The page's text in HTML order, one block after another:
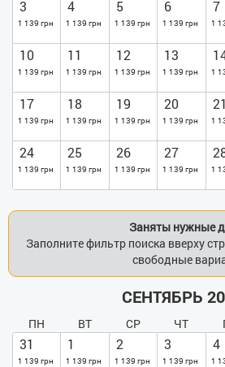
3
1 139 грн
4
1 139 грн
5
1 139 грн
6
1 139 грн
7
1
10
1 139 грн
11
1 139 грн
12
1 139 грн
13
1 139 грн 1
17
1 139 грн
18
1 139 грн
19
1 139 грн
20
1 139 грн
21
1
24
1 139 грн
25
1 139 грн
26
1 139 грн
27
1 139 грн 1
Заняты нужные
Заполните фильтр поиска вверху
свободные
СЕНТЯБРЬ
ПН ВТ СР ЧТ
31
1 139 грн
1
1 139 грн
2
1 139 грн
3
1 139 грн
4
1